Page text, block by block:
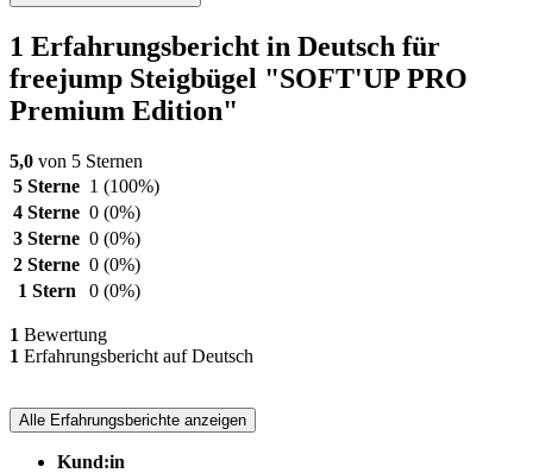
1 Erfahrungsbericht in Deutsch für
freejump Steigbügel "SOFT'UP PRO
Premium Edition"
5,0 von 5 Sternen
5 Sterne 1 (100%)
4 Sterne 0 (0%)
3 Sterne 0 (0%)
2 Sterne 0 (0%)
1 Stern
0 (0%)
1 Bewertung
1 Erfahrungsbericht auf Deutsch
Alle Erfahrungsberichte anzeigen
Kund:in